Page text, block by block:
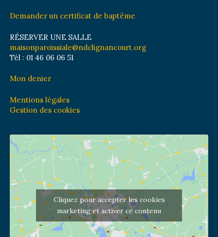
Demander un certificat de baptême
RÉSERVER UNE SALLE
maisonparoissiale@ndclignancourt.org
Tél : 01 46 06 06 51
Mon denier
Mentions légales
Gestion des cookies
Cliquez pour accepter les cookies
marketing et activer ce contenu